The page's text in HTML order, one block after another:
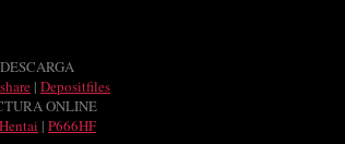
DESCARGA
| Depositfiles
ONLINE
| P666HF